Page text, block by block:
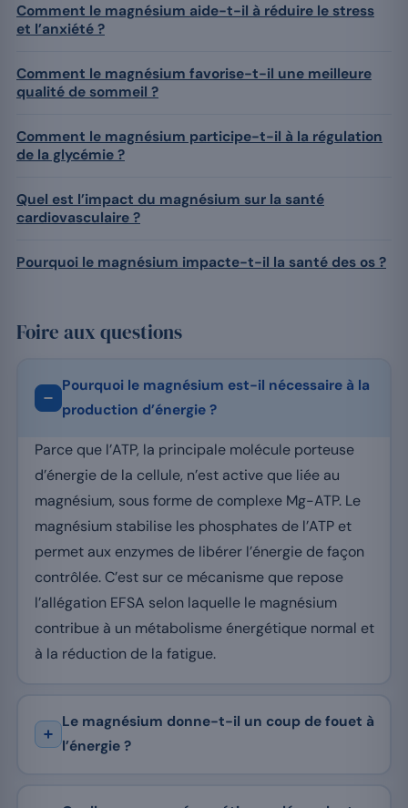
Comment le magnésium aide-t-il à réduire le stress
et l’anxiété ?
Comment le magnésium favorise-t-il une meilleure
qualité de sommeil ?
Comment le magnésium participe-t-il à la régulation
de la glycémie ?
Quel est l’impact du magnésium sur la santé
cardiovasculaire ?
Pourquoi le magnésium impacte-t-il la santé des os ?
Foire aux questions
Pourquoi le magnésium est-il nécessaire à la
production d’énergie ?
Parce que l’ATP, la principale molécule porteuse
d’énergie de la cellule, n’est active que liée au
magnésium, sous forme de complexe Mg-ATP. Le
magnésium stabilise les phosphates de l’ATP et
permet aux enzymes de libérer l’énergie de façon
contrôlée. C’est sur ce mécanisme que repose
l’allégation EFSA selon laquelle le magnésium
contribue à un métabolisme énergétique normal et
à la réduction de la fatigue.
Le magnésium donne-t-il un coup de fouet à
l’énergie ?